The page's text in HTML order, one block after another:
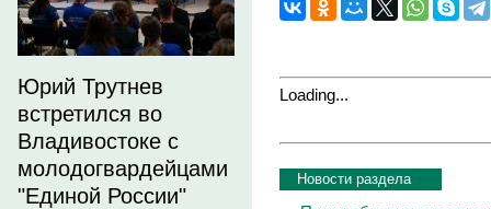
Юрий Трутнев
встретился во
Владивостоке с
молодогвардейцами
"Единой России"
Loading...
Новости раздела